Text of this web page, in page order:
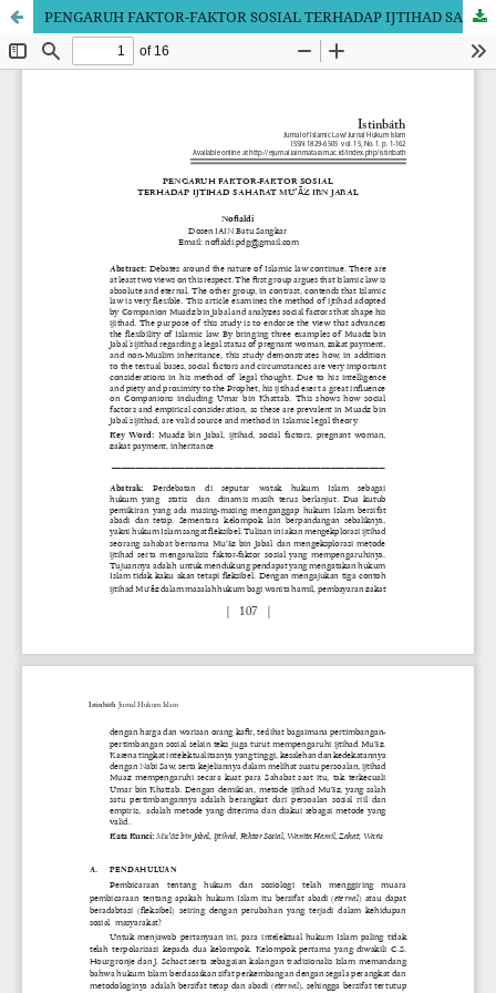
PENGARUH FAKTOR-FAKTOR SOSIAL TERHADAP IJTIHAD SAHABAT MUâ€™Ä€Z IBN JABAL